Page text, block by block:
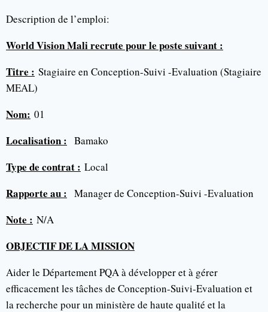
Description de l’emploi:
World Vision Mali recrute pour le poste suivant :
Titre : Stagiaire en Conception-Suivi -Evaluation (Stagiaire
MEAL)
Nom: 01
Localisation : Bamako
Type de contrat : Local
Rapporte au : Manager de Conception-Suivi -Evaluation
Note : N/A
OBJECTIF DE LA MISSION
Aider le Département PQA à développer et à gérer
efficacement les tâches de Conception-Suivi-Evaluation et
la recherche pour un ministère de haute qualité et la